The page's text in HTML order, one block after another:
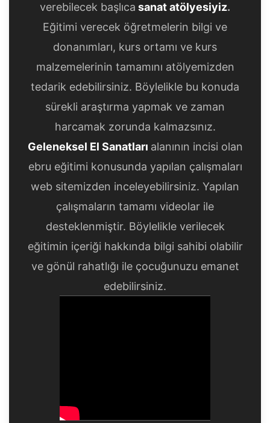
verebilecek başlıca sanat atölyesiyiz.
Eğitimi verecek öğretmelerin bilgi ve
donanımları, kurs ortamı ve kurs
malzemelerinin tamamını atölyemizden
tedarik edebilirsiniz. Böylelikle bu konuda
sürekli araştırma yapmak ve zaman
harcamak zorunda kalmazsınız.
Geleneksel El Sanatları alanının incisi olan
ebru eğitimi konusunda yapılan çalışmaları
web sitemizden inceleyebilirsiniz. Yapılan
çalışmaların tamamı videolar ile
desteklenmiştir. Böylelikle verilecek
eğitimin içeriği hakkında bilgi sahibi olabilir
ve gönül rahatlığı ile çocuğunuzu emanet
edebilirsiniz.